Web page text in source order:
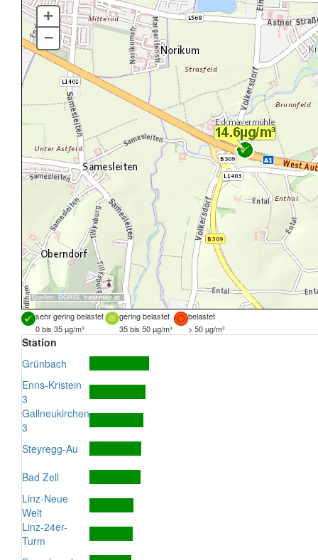
Quellen: DORIS, basemap.at
+
–
sehr gering belastet gering belastet
belastet
0 bis 35 µg/m³
35 bis 50 µg/m³ > 50 µg/m³
Station
Grünbach
Enns-Kristein
3
Gallneukirchen
3
Steyregg-Au
Bad Zell
Linz-Neue
Welt
Linz-24er-
Turm